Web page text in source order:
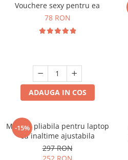
Vouchere sexy pentru ea
78 RON
ADAUGA IN COS
-15%
Masuta pliabila pentru laptop
cu inaltime ajustabila
297 RON